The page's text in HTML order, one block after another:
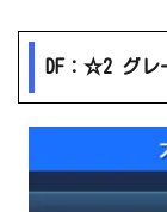
DF：☆2 グレ